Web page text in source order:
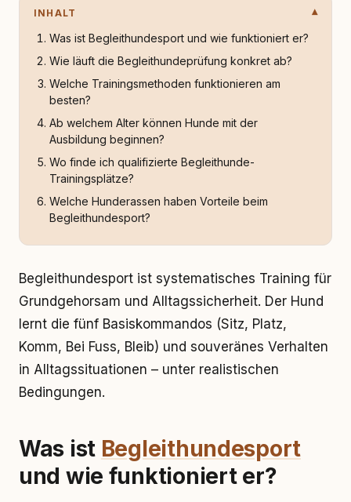
INHALT
Was ist Begleithundesport und wie funktioniert er?
Wie läuft die Begleithundeprüfung konkret ab?
Welche Trainingsmethoden funktionieren am
besten?
Ab welchem Alter können Hunde mit der
Ausbildung beginnen?
Wo finde ich qualifizierte Begleithunde-
Trainingsplätze?
Welche Hunderassen haben Vorteile beim
Begleithundesport?
Begleithundesport ist systematisches Training für
Grundgehorsam und Alltagssicherheit. Der Hund
lernt die fünf Basiskommandos (Sitz, Platz,
Komm, Bei Fuss, Bleib) und souveränes Verhalten
in Alltagssituationen – unter realistischen
Bedingungen.
Was ist Begleithundesport
und wie funktioniert er?